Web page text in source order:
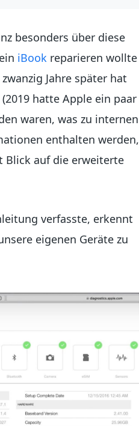
besonders über diese
iBook reparieren wollte
zwanzig Jahre später hat
hatte Apple ein paar
waren, was zu internen
enthalten werden,
Blick auf die erweiterte
verfasste, erkennt
eigenen Geräte zu